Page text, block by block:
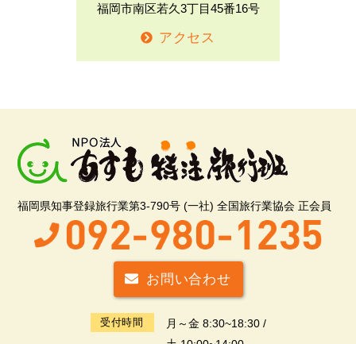
福岡市南区若久3丁目45番16号
アクセス
福岡県知事登録旅行業第3-790号 (一社) 全国旅行業協会 正会員
お問い合わせ
受付時間
月～金 8:30~18:30 /